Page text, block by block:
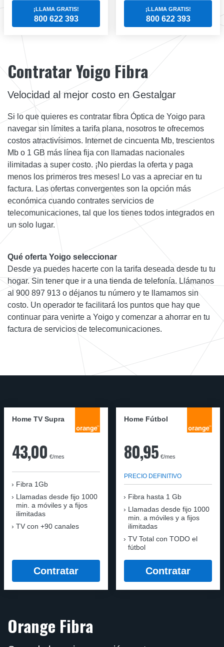
¡LLAMA GRATIS!
800 622 393
¡LLAMA GRATIS!
800 622 393
Contratar Yoigo Fibra
Velocidad al mejor costo en Gestalgar
Si lo que quieres es contratar fibra Óptica de Yoigo para
navegar sin límites a tarifa plana, nosotros te ofrecemos
costos atractivísimos. Internet de cincuenta Mb, trescientos
Mb o 1 GB más línea fija con llamadas nacionales
ilimitadas a super costo. ¡No pierdas la oferta y paga
menos los primeros tres meses! Lo vas a apreciar en tu
factura. Las ofertas convergentes son la opción más
económica cuando contrates servicios de
telecomunicaciones, tal que los tienes todos integrados en
un solo lugar.
Qué oferta Yoigo seleccionar
Desde ya puedes hacerte con la tarifa deseada desde tu tu
hogar. Sin tener que ir a una tienda de telefonía. Llámanos
al 900 897 913 o déjanos tu número y te llamamos sin
costo. Un operador te facilitará los puntos que hay que
continuar para venirte a Yoigo y comenzar a ahorrar en tu
factura de servicios de telecomunicaciones.
Home TV Supra
43,00 €/mes
Fibra 1Gb
Llamadas desde fijo 1000
min. a móviles y a fijos
ilimitadas
TV con +90 canales
Contratar
Home Fútbol
80,95 €/mes
PRECIO DEFINITIVO
Fibra hasta 1 Gb
Llamadas desde fijo 1000
min. a móviles y a fijos
ilimitadas
TV Total con TODO el
fútbol
Contratar
Orange Fibra